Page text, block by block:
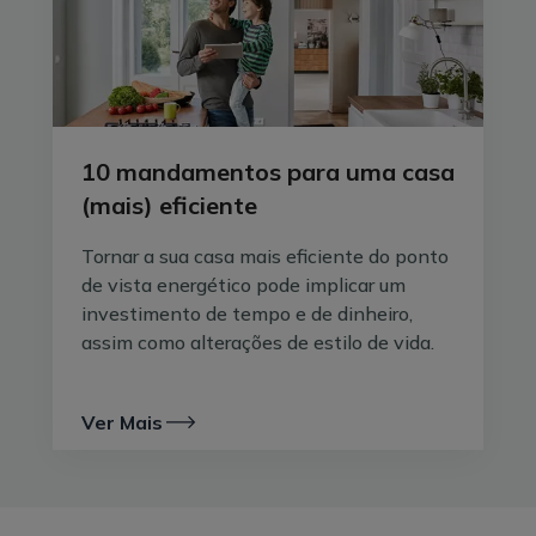
bem mais de um ano - e isto sem contar com os
previsíveis e muito frequentes atrasos nas obras.
Assim, uma das
grandes vantagens apontada às
casas em madeira pré-fabricadas é o tempo de
construção e instalação quase recorde: primeiro, a
habitação é feita sob encomenda e montada na
fábrica, com recurso à mão-de-obra da empresa; e
segundo, a construção não está dependente das
condições climatéricas, como acontece com as casas
tradicionais.
10 mandamentos para uma casa
(mais) eficiente
Tornar a sua casa mais eficiente do ponto
de vista energético pode implicar um
investimento de tempo e de dinheiro,
assim como alterações de estilo de vida.
Ver Mais